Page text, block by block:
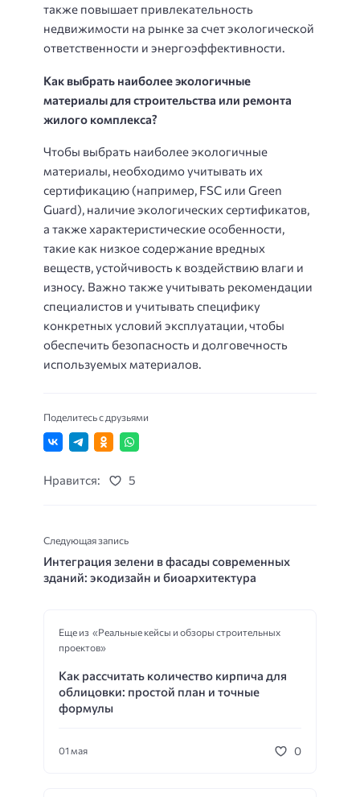
также повышает привлекательность
недвижимости на рынке за счет экологической
ответственности и энергоэффективности.
Как выбрать наиболее экологичные
материалы для строительства или ремонта
жилого комплекса?
Чтобы выбрать наиболее экологичные
материалы, необходимо учитывать их
сертификацию (например, FSC или Green
Guard), наличие экологических сертификатов,
а также характеристические особенности,
такие как низкое содержание вредных
веществ, устойчивость к воздействию влаги и
износу. Важно также учитывать рекомендации
специалистов и учитывать специфику
конкретных условий эксплуатации, чтобы
обеспечить безопасность и долговечность
используемых материалов.
Поделитесь с друзьями
Нравится: 5
Следующая запись
Интеграция зелени в фасады современных
зданий: экодизайн и биоархитектура
Еще из «Реальные кейсы и обзоры строительных
проектов»
Как рассчитать количество кирпича для
облицовки: простой план и точные
формулы
01 мая 0